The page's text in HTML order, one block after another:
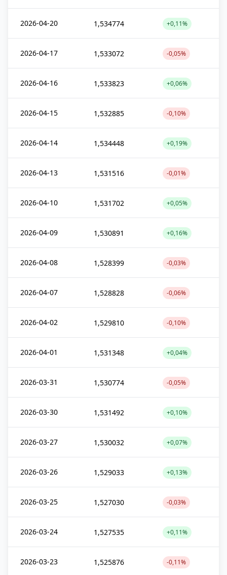
2026-04-20 1,534774 +0,11%
2026-04-17 1,533072 -0,05%
2026-04-16 1,533823 +0,06%
2026-04-15 1,532885 -0,10%
2026-04-14 1,534448 +0,19%
2026-04-13 1,531516 -0,01%
2026-04-10 1,531702 +0,05%
2026-04-09 1,530891 +0,16%
2026-04-08 1,528399 -0,03%
2026-04-07 1,528828 -0,06%
2026-04-02 1,529810 -0,10%
2026-04-01 1,531348 +0,04%
2026-03-31 1,530774 -0,05%
2026-03-30 1,531492 +0,10%
2026-03-27 1,530032 +0,07%
2026-03-26 1,529033 +0,13%
2026-03-25 1,527030 -0,03%
2026-03-24 1,527535 +0,11%
2026-03-23 1,525876 -0,11%